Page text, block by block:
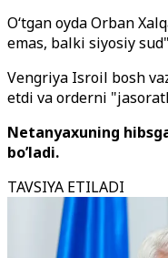
O‘tgan oyda Orban
emas, balki siyosiy
Vengriya Isroil bosh
etdi va orderni
Netanyaxuning
bo’ladi.
TAVSIYA ETILADI